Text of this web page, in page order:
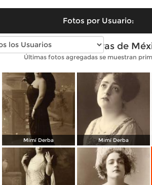
Fotos por Usuario:
Fotos antiguas de Divas de
Últimas fotos agregadas se muestran
Mimí Derba Mimí Derba